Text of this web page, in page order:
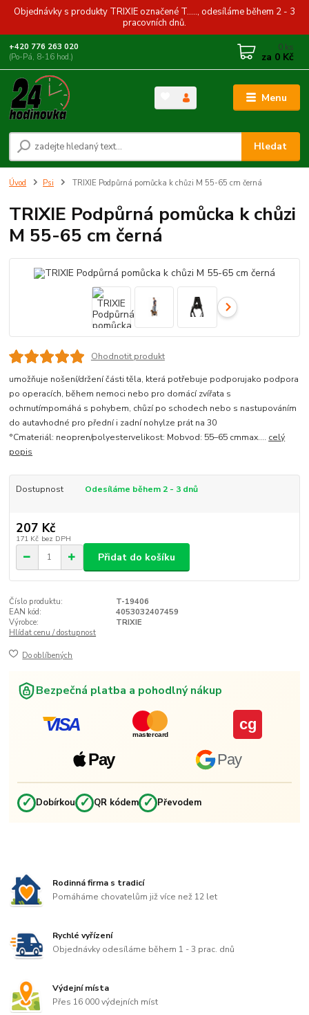
Objednávky s produkty TRIXIE označené T....., odesíláme během 2 - 3
pracovních dnů.
Menu
Hledat
+420 776 263 020
(Po-Pá, 8-16 hod.)
0 ks
za 0 Kč
Úvod Psi TRIXIE Podpůrná pomůcka k chůzi M 55-65 cm černá
TRIXIE Podpůrná pomůcka k chůzi
M 55-65 cm černá
Ohodnotit produkt
umožňuje nošení/držení části těla, která potřebuje podporujako podpora
po operacích, během nemoci nebo pro domácí zvířata s
ochrnutímpomáhá s pohybem, chůzí po schodech nebo s nastupováním
do autavhodné pro přední i zadní nohylze prát na 30
°Cmateriál: neopren/polyestervelikost: Mobvod: 55–65 cmmax.... celý
popis
Dostupnost Odesíláme během 2 - 3 dnů
207 Kč
171 Kč bez DPH
Přidat do košíku
Číslo produktu:
T-19406
EAN kód:
4053032407459
Výrobce:
TRIXIE
Hlídat cenu / dostupnost
Do oblíbených
Bezpečná platba a pohodlný nákup
VISA mastercard
Pay Pay
cg
✓ Dobírkou ✓ QR kódem ✓ Převodem
Rodinná firma s tradicí
Pomáháme chovatelům již více než 12 let
Rychlé vyřízení
Objednávky odesíláme během 1 - 3 prac. dnů
Výdejní místa
Přes 16 000 výdejních míst